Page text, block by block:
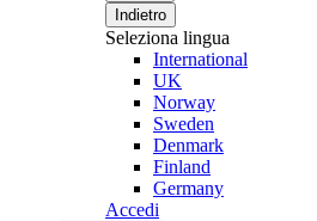
Indietro
Seleziona lingua
International
UK
Norway
Sweden
Denmark
Finland
Germany
Accedi